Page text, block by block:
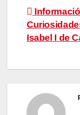
de
Isabel I de